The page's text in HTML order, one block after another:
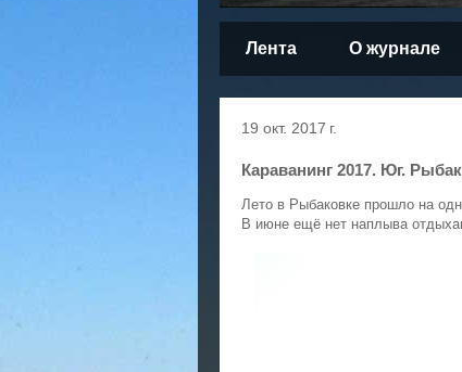
Лента О журнале
19 окт. 2017 г.
Караванинг 2017. Юг.
Лето в Рыбаковке прошло на
В июне ещё нет наплыва